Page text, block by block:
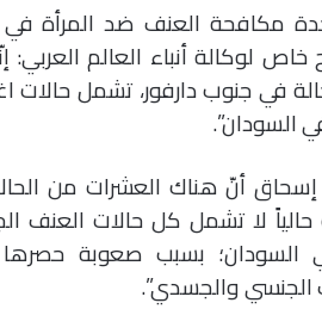
مكافحة العنف ضد المرأة في
و(25) حالة في جنوب دارفور،
في السودان”.
أنّ هناك العشرات من
حالياً لا تشمل كل حالات العنف
السودان؛ بسبب صعوبة
الجنسي والجسدي”.